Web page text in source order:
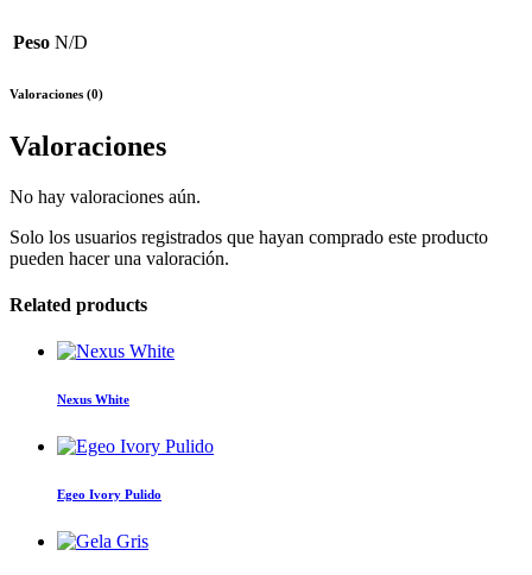
Peso N/D
Valoraciones (0)
Valoraciones
No hay valoraciones aún.
Solo los usuarios registrados que hayan comprado este producto
pueden hacer una valoración.
Related products
Nexus White
Egeo Ivory Pulido